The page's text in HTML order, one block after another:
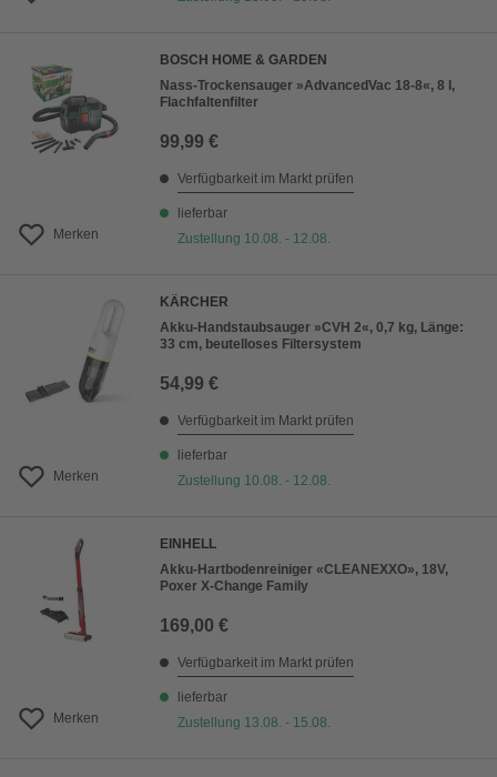
Merken
BOSCH HOME & GARDEN
Nass-Trockensauger »AdvancedVac 18-8«, 8 l,
Flachfaltenfilter
99,99 €
Verfügbarkeit im Markt prüfen
lieferbar
Zustellung 10.08. - 12.08.
Merken
KÄRCHER
Akku-Handstaubsauger »CVH 2«, 0,7 kg, Länge:
33 cm, beutelloses Filtersystem
54,99 €
Verfügbarkeit im Markt prüfen
lieferbar
Zustellung 10.08. - 12.08.
Merken
EINHELL
Akku-Hartbodenreiniger «CLEANEXXO», 18V,
Poxer X-Change Family
169,00 €
Verfügbarkeit im Markt prüfen
lieferbar
Zustellung 13.08. - 15.08.